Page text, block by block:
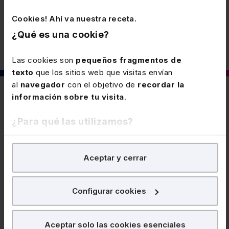
Cookies! Ahí va nuestra receta.
¿Qué es una cookie?
Las cookies son pequeños fragmentos de
texto que los sitios web que visitas envían
al navegador con el objetivo de recordar la
información sobre tu visita.
¿Para qué las utilizamos?
En Lefebvre utilizamos las cookies confines
para tratar demejorar tu experiencia
nuestra página web. También con fines publicitarios,
¿Qué puedes hacer?
Aceptar y cerrar
Configurar cookies
Aceptar solo las cookies esenciales
También puede interesarte
Impuesto sobre el valor de la
producción de la energía eléctrica
del impuesto, reduciéndose al 0% para el ejercicio
2028 y siguientes.